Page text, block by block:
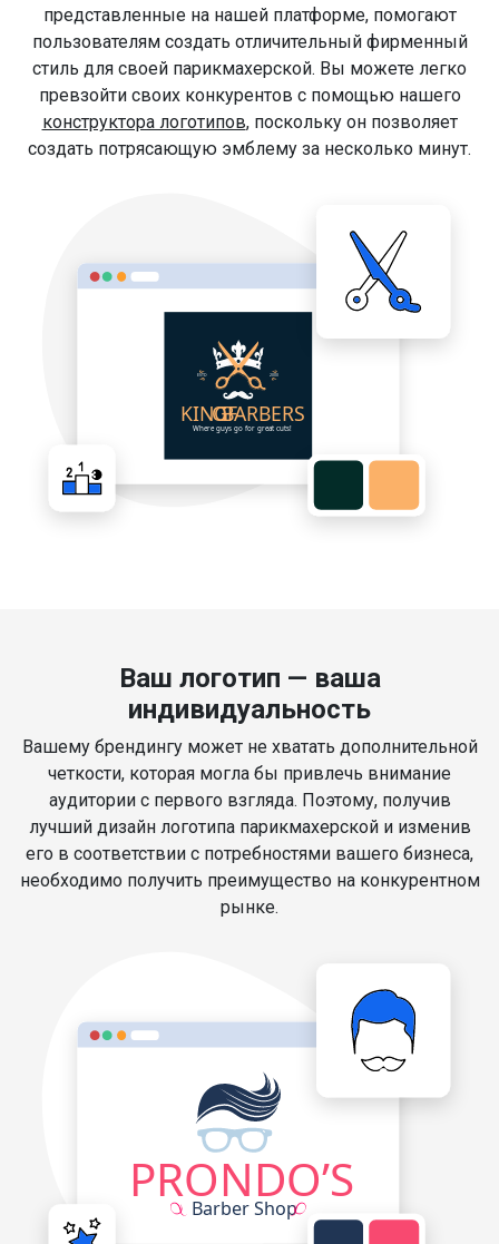
представленные на нашей платформе, помогают
пользователям создать отличительный фирменный
стиль для своей парикмахерской. Вы можете легко
превзойти своих конкурентов с помощью нашего
конструктора логотипов, поскольку он позволяет
создать потрясающую эмблему за несколько минут.
Ваш логотип — ваша
индивидуальность
Вашему брендингу может не хватать дополнительной
четкости, которая могла бы привлечь внимание
аудитории с первого взгляда. Поэтому, получив
лучший дизайн логотипа парикмахерской и изменив
его в соответствии с потребностями вашего бизнеса,
необходимо получить преимущество на конкурентном
рынке.